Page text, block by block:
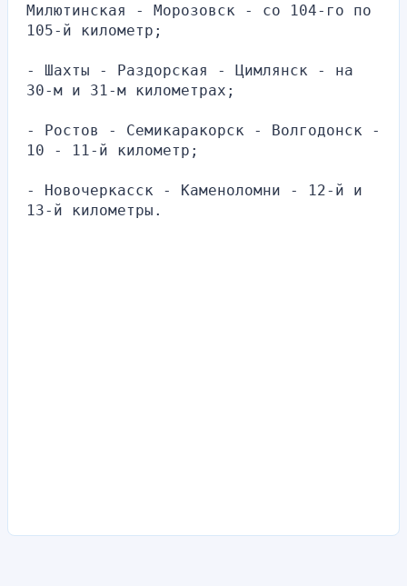
Милютинская - Морозовск - со 104-го по
105-й километр;
- Шахты - Раздорская - Цимлянск - на
30-м и 31-м километрах;
- Ростов - Семикаракорск - Волгодонск -
10 - 11-й километр;
- Новочеркасск - Каменоломни - 12-й и
13-й километры.